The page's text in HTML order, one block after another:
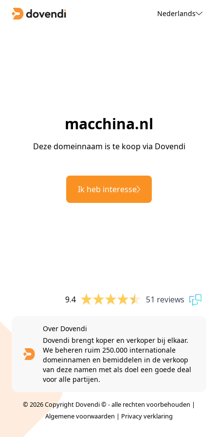
Nederlands
macchina.nl
Deze domeinnaam is te koop via Dovendi
Ik heb interesse
9.4 51 reviews
Over Dovendi
Dovendi brengt koper en verkoper bij elkaar.
We beheren ruim 250.000 internationale
domeinnamen en bemiddelen in de verkoop
van deze namen met als doel een goede deal
voor alle partijen.
© 2026 Copyright Dovendi © - alle rechten voorbehouden |
Algemene voorwaarden | Privacy verklaring